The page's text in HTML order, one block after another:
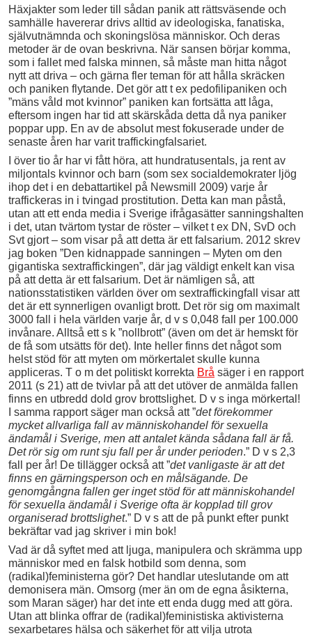
Häxjakter som leder till sådan panik att rättsväsende och
samhälle havererar drivs alltid av ideologiska, fanatiska,
självutnämnda och skoningslösa människor. Och deras
metoder är de ovan beskrivna. När sansen börjar komma,
som i fallet med falska minnen, så måste man hitta något
nytt att driva – och gärna fler teman för att hålla skräcken
och paniken flytande. Det gör att t ex pedofilipaniken och
”mäns våld mot kvinnor” paniken kan fortsätta att låga,
eftersom ingen har tid att skärskåda detta då nya paniker
poppar upp. En av de absolut mest fokuserade under de
senaste åren har varit traffickingfalsariet.
I över tio år har vi fått höra, att hundratusentals, ja rent av
miljontals kvinnor och barn (som sex socialdemokrater ljög
ihop det i en debattartikel på Newsmill 2009) varje år
traffickeras in i tvingad prostitution. Detta kan man påstå,
utan att ett enda media i Sverige ifrågasätter sanningshalten
i det, utan tvärtom tystar de röster – vilket t ex DN, SvD och
Svt gjort – som visar på att detta är ett falsarium. 2012 skrev
jag boken ”Den kidnappade sanningen – Myten om den
gigantiska sextraffickingen”, där jag väldigt enkelt kan visa
på att detta är ett falsarium. Det är nämligen så, att
nationsstatistiken världen över om sextraffickingfall visar att
det är ett synnerligen ovanligt brott. Det rör sig om maximalt
3000 fall i hela världen varje år, d v s 0,048 fall per 100.000
invånare. Alltså ett s k ”nollbrott” (även om det är hemskt för
de få som utsätts för det). Inte heller finns det något som
helst stöd för att myten om mörkertalet skulle kunna
appliceras. T o m det politiskt korrekta Brå säger i en rapport
2011 (s 21) att de tvivlar på att det utöver de anmälda fallen
finns en utbredd dold grov brottslighet. D v s inga mörkertal!
I samma rapport säger man också att ”det förekommer
mycket allvarliga fall av människohandel för sexuella
ändamål i Sverige, men att antalet kända sådana fall är få.
Det rör sig om runt sju fall per år under perioden.” D v s 2,3
fall per år! De tillägger också att ”det vanligaste är att det
finns en gärningsperson och en målsägande. De
genomgångna fallen ger inget stöd för att människohandel
för sexuella ändamål i Sverige ofta är kopplad till grov
organiserad brottslighet.” D v s att de på punkt efter punkt
bekräftar vad jag skriver i min bok!
Vad är då syftet med att ljuga, manipulera och skrämma upp
människor med en falsk hotbild som denna, som
(radikal)feministerna gör? Det handlar uteslutande om att
demonisera män. Omsorg (mer än om de egna åsikterna,
som Maran säger) har det inte ett enda dugg med att göra.
Utan att blinka offrar de (radikal)feministiska aktivisterna
sexarbetares hälsa och säkerhet för att vilja utrota